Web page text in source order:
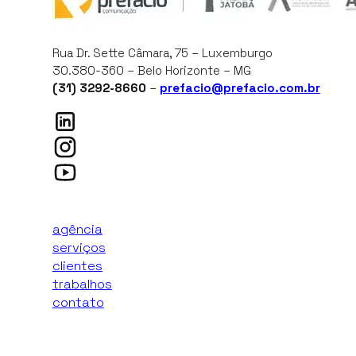
Rua Dr. Sette Câmara, 75 – Luxemburgo
30.380-360 – Belo Horizonte – MG
(31) 3292-8660 – prefacio@prefacio.com.br
agência
serviços
clientes
trabalhos
contato